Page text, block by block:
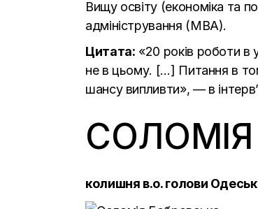
Вищу освіту (економіка та
адміністрування (МВА).
Цитата: «20 років роботи в
не в цьому. […] Питання в
шансу випливти», — в
колишня в.о. голови